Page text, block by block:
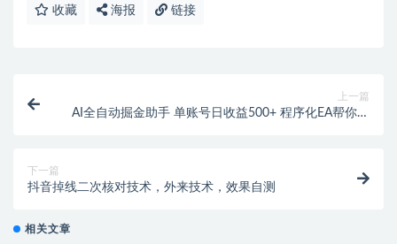
收藏 海报 链接
上一篇
AI全自动掘金助手 单账号日收益500+ 程序化EA帮你精
下一篇
抖音掉线二次核对技术，外来技术，效果自测
相关文章